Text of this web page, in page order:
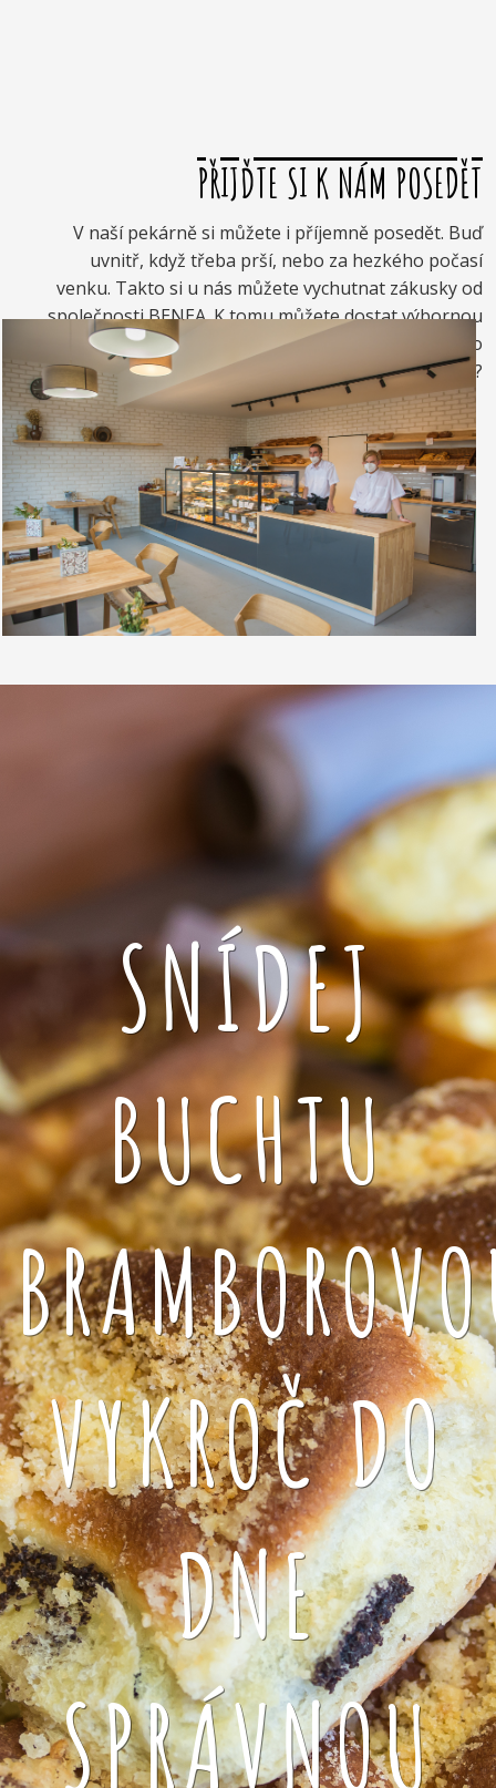
PŘIJĎTE SI K NÁM POSEDĚT
V naší pekárně si můžete i příjemně posedět. Buď
uvnitř, když třeba prší, nebo za hezkého počasí
venku. Takto si u nás můžete vychutnat zákusky od
společnosti BENEA. K tomu můžete dostat výbornou
kávou. Nebo si raději dáte zrmzlinový pohár nebo
vynikající točenou zmrzlinu?
SNÍDEJ
BUCHTU
VYKROČ DO
DNE
SPRÁVNOU